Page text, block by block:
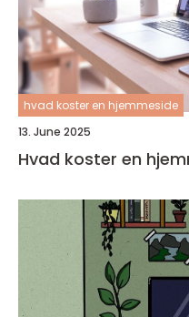
hvad koster en hjemmeside
13. June 2025
Hvad koster en